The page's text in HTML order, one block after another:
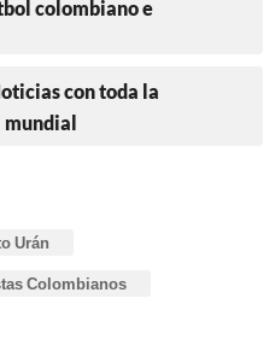
colombiano e
con toda la
Urán
Colombianos